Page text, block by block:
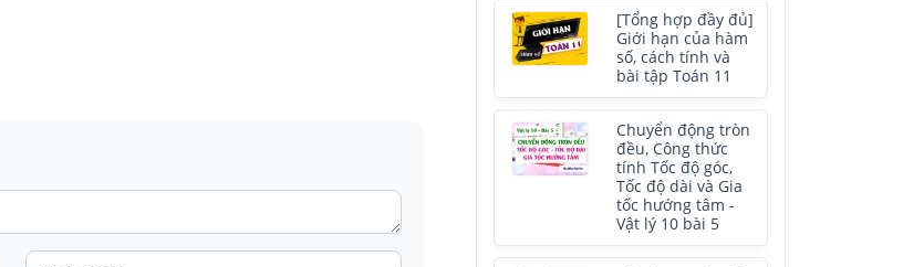
[Tổng hợp đầy đủ]
Giới hạn của hàm
số, cách tính và
bài tập Toán 11
Chuyển động tròn
đều, Công thức
tính Tốc độ góc,
Tốc độ dài và Gia
tốc hướng tâm -
Vật lý 10 bài 5